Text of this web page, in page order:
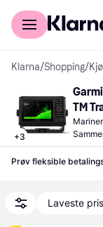
For kunder
Klarna/Shopping/
+3
TM
Prøv fleksible
Laveste pris